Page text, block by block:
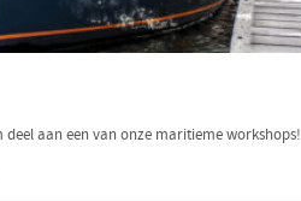
aan een van onze maritieme workshops!